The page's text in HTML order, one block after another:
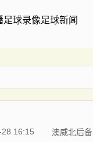
足球录像足球新闻
16:15 澳威北后备